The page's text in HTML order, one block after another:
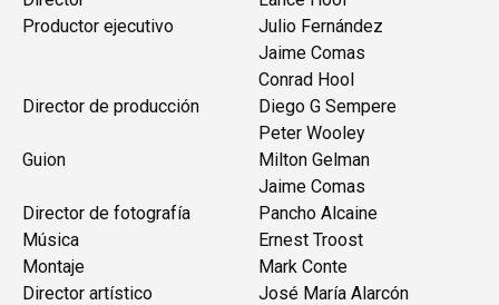
Productor ejecutivo
Julio Fernández
Jaime Comas
Conrad Hool
Director de producción
Diego G Sempere
Peter Wooley
Guion
Milton Gelman
Jaime Comas
Director de fotografía
Pancho Alcaine
Música
Ernest Troost
Montaje
Mark Conte
Director artístico
José María Alarcón